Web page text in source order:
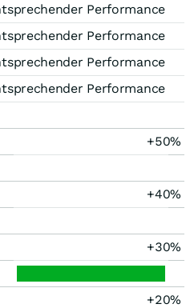
Performance
Performance
Performance
Performance
+50%
+40%
+30%
+20%